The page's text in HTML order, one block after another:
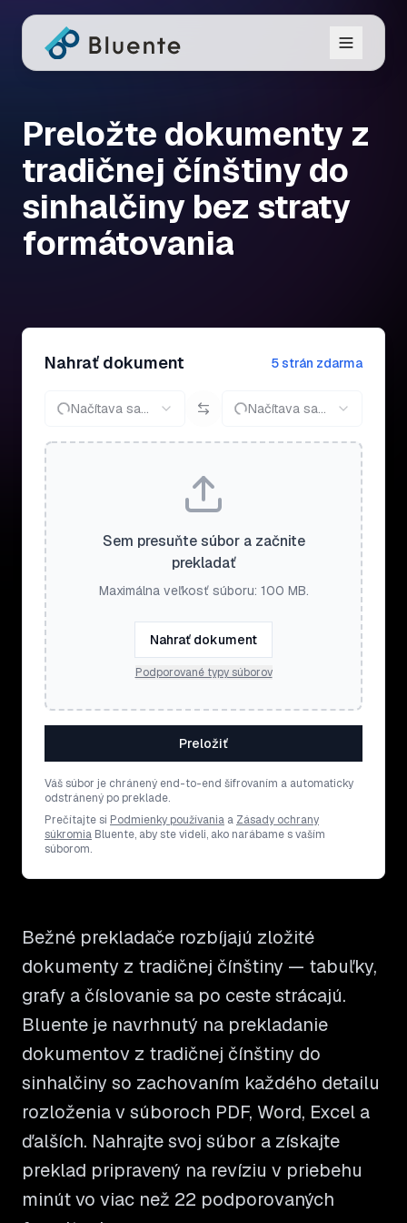
Preložte dokumenty z
tradičnej čínštiny do
sinhalčiny bez straty
formátovania
Nahrať dokument 5 strán zdarma
Načítava sa... Načítava sa...
Sem presuňte súbor a začnite
prekladať
Maximálna veľkosť súboru: 100 MB.
Nahrať dokument
Podporované typy súborov
Preložiť
Váš súbor je chránený end-to-end šifrovaním a automaticky
odstránený po preklade.
Prečítajte si Podmienky používania a Zásady ochrany
súkromia Bluente, aby ste videli, ako narábame s vaším
súborom.
Bežné prekladače rozbíjajú zložité
dokumenty z tradičnej čínštiny — tabuľky,
grafy a číslovanie sa po ceste strácajú.
Bluente je navrhnutý na prekladanie
dokumentov z tradičnej čínštiny do
sinhalčiny so zachovaním každého detailu
rozloženia v súboroch PDF, Word, Excel a
ďalších. Nahrajte svoj súbor a získajte
preklad pripravený na revíziu v priebehu
minút vo viac než 22 podporovaných